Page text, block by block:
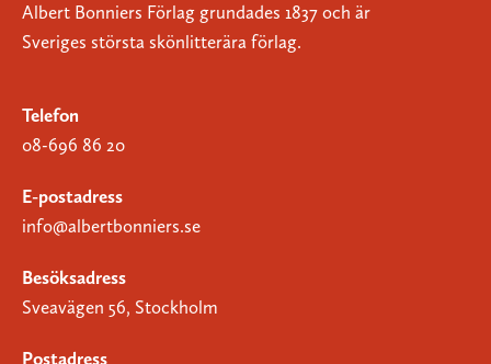
Albert Bonniers Förlag grundades 1837 och är
Sveriges största skönlitterära förlag.
Telefon
08-696 86 20
E-postadress
info@albertbonniers.se
Besöksadress
Sveavägen 56, Stockholm
Postadress